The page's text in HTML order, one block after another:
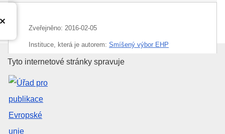
Zveřejněno: 2016-02-05
Instituce, která je autorem: Smíšený výbor EHP
Evropský hospodářský prostor
Téma:
látka
značení zboží nálepkami
Úřad pro publikace Evropské
Tyto internetové stránky spravuje